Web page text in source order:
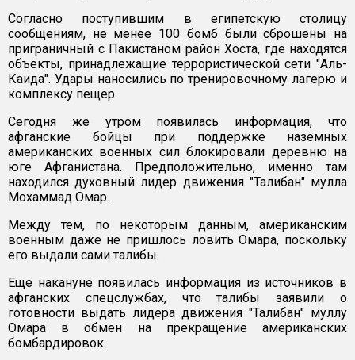
Согласно поступившим в египетскую столицу
сообщениям, не менее 100 бомб были сброшены на
приграничный с Пакистаном район Хоста, где находятся
объекты, принадлежащие террористической сети "Аль-
Каида". Удары наносились по тренировочному лагерю и
комплексу пещер.
Сегодня же утром появилась информация, что
афганские бойцы при поддержке наземных
американских военных сил блокировали деревню на
юге Афганистана. Предположительно, именно там
находился духовный лидер движения "Талибан" мулла
Мохаммад Омар.
Между тем, по некоторым данным, американским
военным даже не пришлось ловить Омара, поскольку
его выдали сами талибы.
Еще накануне появилась информация из источников в
афганских спецслужбах, что талибы заявили о
готовности выдать лидера движения "Талибан" муллу
Омара в обмен на прекращение американских
бомбардировок.